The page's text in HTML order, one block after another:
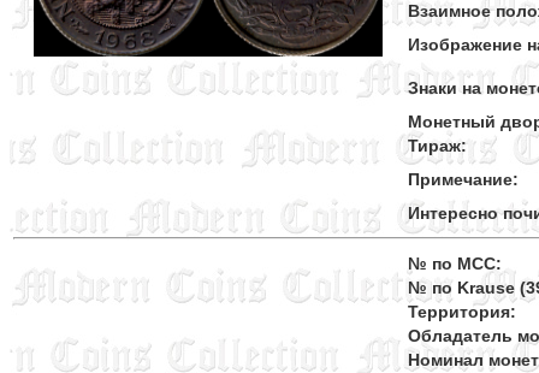
Взаимное
Изображение
Знаки на
Монетный
Тираж:
Примечание:
Интересно
№ по MCC:
№ по Krause
Территория:
Обладатель
Номинал